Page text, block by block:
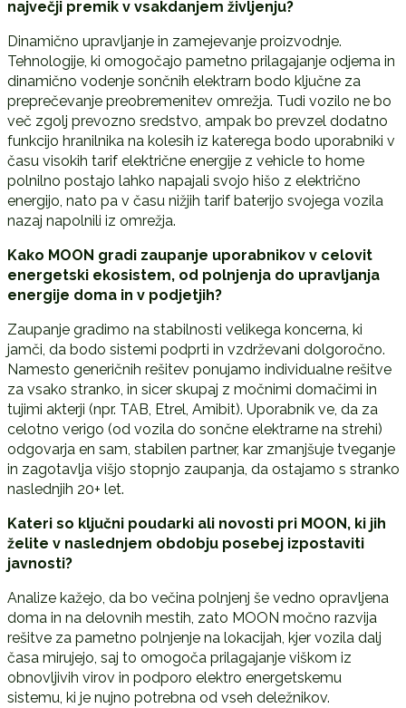
največji premik v vsakdanjem življenju?
Dinamično upravljanje in zamejevanje proizvodnje.
Tehnologije, ki omogočajo pametno prilagajanje odjema in
dinamično vodenje sončnih elektrarn bodo ključne za
preprečevanje preobremenitev omrežja. Tudi vozilo ne bo
več zgolj prevozno sredstvo, ampak bo prevzel dodatno
funkcijo hranilnika na kolesih iz katerega bodo uporabniki v
času visokih tarif električne energije z vehicle to home
polnilno postajo lahko napajali svojo hišo z električno
energijo, nato pa v času nižjih tarif baterijo svojega vozila
nazaj napolnili iz omrežja.
Kako MOON gradi zaupanje uporabnikov v celovit
energetski ekosistem, od polnjenja do upravljanja
energije doma in v podjetjih?
Zaupanje gradimo na stabilnosti velikega koncerna, ki
jamči, da bodo sistemi podprti in vzdrževani dolgoročno.
Namesto generičnih rešitev ponujamo individualne rešitve
za vsako stranko, in sicer skupaj z močnimi domačimi in
tujimi akterji (npr. TAB, Etrel, Amibit). Uporabnik ve, da za
celotno verigo (od vozila do sončne elektrarne na strehi)
odgovarja en sam, stabilen partner, kar zmanjšuje tveganje
in zagotavlja višjo stopnjo zaupanja, da ostajamo s stranko
naslednjih 20+ let.
Kateri so ključni poudarki ali novosti pri MOON, ki jih
želite v naslednjem obdobju posebej izpostaviti
javnosti?
Analize kažejo, da bo večina polnjenj še vedno opravljena
doma in na delovnih mestih, zato MOON močno razvija
rešitve za pametno polnjenje na lokacijah, kjer vozila dalj
časa mirujejo, saj to omogoča prilagajanje viškom iz
obnovljivih virov in podporo elektro energetskemu
sistemu, ki je nujno potrebna od vseh deležnikov.